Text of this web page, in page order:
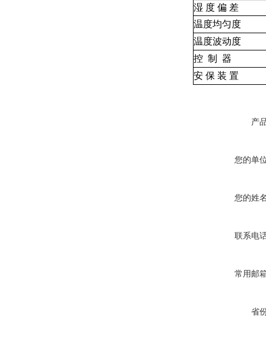
湿 度 偏 差
温度均匀度
温度波动度
控 制 器
安 保 装 置
产
您的单
您的姓
联系电
常用邮
省